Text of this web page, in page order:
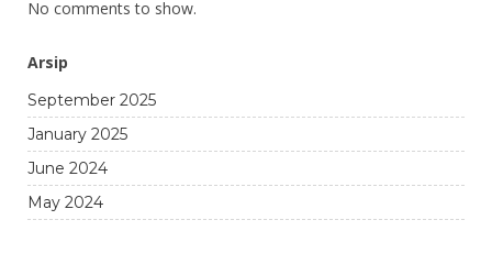
No comments to show.
Arsip
September 2025
January 2025
June 2024
May 2024